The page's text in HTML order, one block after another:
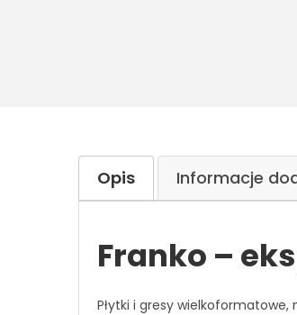
Opis Informacje
Franko –
Płytki i gresy